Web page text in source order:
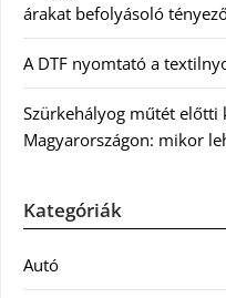
árakat befolyásoló
A DTF nyomtató a
Szürkehályog műtét előtti
Magyarországon: mikor
Kategóriák
Autó